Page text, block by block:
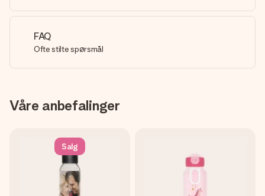
FAQ
Ofte stilte spørsmål
Våre anbefalinger
Salg